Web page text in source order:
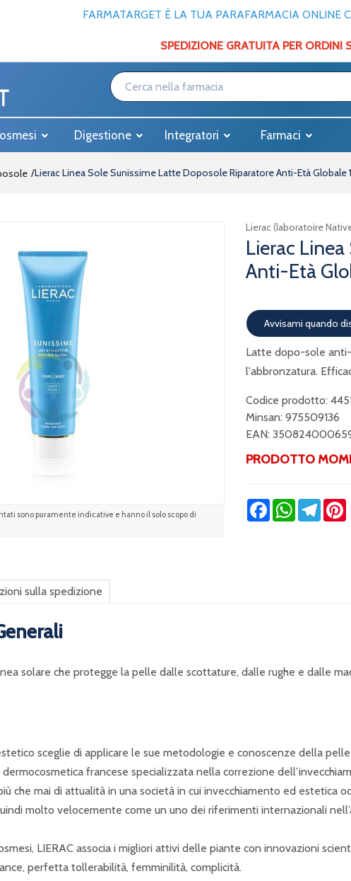
FARMATARGET È LA TUA PARAFARMACIA ONLINE
SPEDIZIONE GRATUITA PER
Digestione Integratori Farmaci
Lierac Linea Sole Sunissime Latte Doposole Riparatore Anti-Età Globale
sono puramente indicative e hanno il solo scopo di
Lierac (laboratoire
Lierac
Anti-Età
Avvisami quando
Latte dopo-sole
l'abbronzatura.
Codice prodotto:
Minsan: 975509136
EAN:
PRODOTTO
FacebookWhatsApp
sulla spedizione
solare che protegge la pelle dalle scottature, dalle rughe e dalle
sceglie di applicare le sue metodologie e conoscenze della
francese specializzata nella correzione
che mai di attualità in una società in cui invecchiamento ed estetica
molto velocemente come un uno dei riferimenti internazionali
LIERAC associa i migliori attivi delle piante con innovazioni
perfetta tollerabilità, femminilità, complicità.